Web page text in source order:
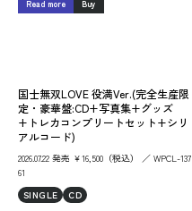
Read more Buy
国士無双LOVE 役満Ver.(完全生産限
定・豪華盤:CD+写真集+グッズ
+トレカコンプリートセット+シリ
アルコード)
2026.07.22 発売 ￥16,500（税込） ／ WPCL-137
61
SINGLE
CD